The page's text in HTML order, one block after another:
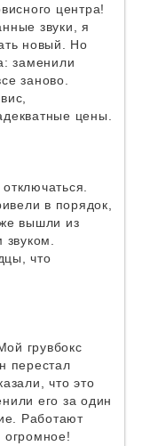
центра!
звуки, я
новый. Но
заменили
заново.
цены.
в порядок,
вышли из
что
грувбокс
перестал
что это
его за один
Работают